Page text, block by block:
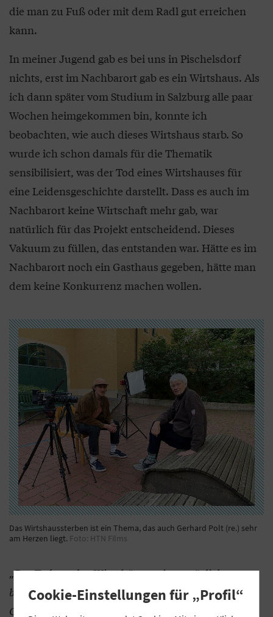
die man zu Fuß oder mit dem Radl gut erreichen
kann.
In meiner Jugend gab es bei uns in Pischelsdorf
nichts, erst im Nachbarort gab es ein Wirtshaus. Als
ich dann später vom Studium in Salzburg alle paar
Wochen heimgekommen bin, konnte ich
beobachten, wie auch dieses Wirtshaus starb. So
wurde ich schon damals für die Thematik
sensibilisiert, was der Tod eines Wirtshauses für
eine Leidensgeschichte darstellt. Dass es auch im
Nachbarort keine Wirtschaft mehr gab, war
natürlich für das Projekt entscheidend. Dieses
Vakuum zu füllen, das entstanden war. Hätte es im
Nachbarort noch ein Gasthaus gegeben, hätte man
dem keine Konkurrenz machen wollen.
Das Wirtshaussterben ist ein Thema, das auch Gerhard Polt (re.) sehr
am Herzen liegt. Foto: HTN Films
„Der Tod von den Wirtshäusern ist natürlich etwas
besonders Tristes“, sagt Ihr Gesprächspartner
Gerhard Polt im Film. Wie kam das Gespräch mit
Cookie-Einstellungen für „Profil“